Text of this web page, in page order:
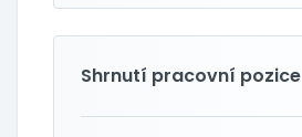
Shrnutí pracovní pozice